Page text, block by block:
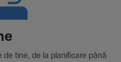
de tine, de la plani­fi­care până